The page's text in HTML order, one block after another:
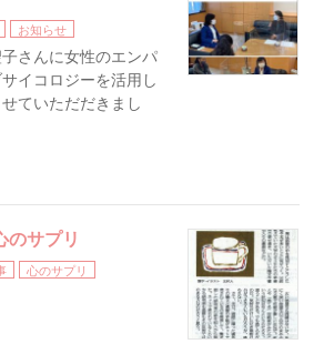
お知らせ
さんに女性のエンパ
イコロジーを活用し
ていただだきまし
のサプリ
心のサプリ